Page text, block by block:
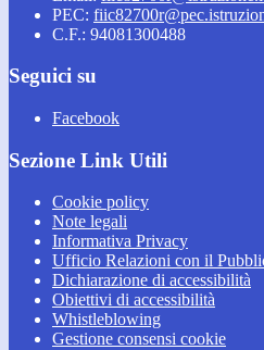
PEC:
C.F.: 94081300488
Seguici su
Facebook
Sezione Link Utili
Cookie policy
Note legali
Informativa Privacy
Ufficio Relazioni con il
Dichiarazione di accessibilità
Obiettivi di accessibilità
Whistleblowing
Gestione consensi cookie